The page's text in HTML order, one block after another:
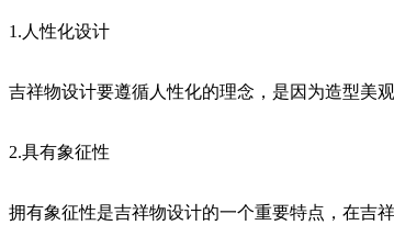
1.人性化设计
吉祥物设计要遵循人性化的理念，是因为造型美
2.具有象征性
拥有象征性是吉祥物设计的一个重要特点，在吉